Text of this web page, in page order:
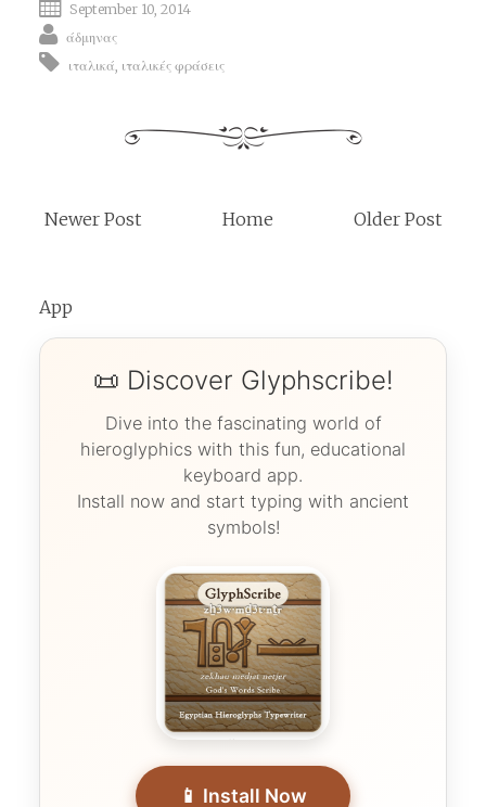
September 10, 2014
άδμηνας
ιταλικά, ιταλικές φράσεις
Newer Post Older Post
Home
App
📜 Discover Glyphscribe!
Dive into the fascinating world of
hieroglyphics with this fun, educational
keyboard app.
Install now and start typing with ancient
symbols!
📱 Install Now